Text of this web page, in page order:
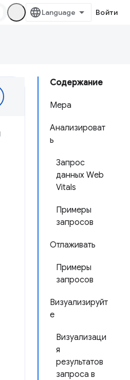
Войти
Содержание
Мера
Анализироват
ь
Запрос
данных Web
Vitals
Примеры
запросов
Отлаживать
Примеры
запросов
Визуализируйт
е
Визуализаци
я
результатов
запроса в